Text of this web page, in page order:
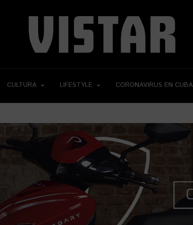
CULTURA LIFESTYLE CORONAVIRUS EN CUBA